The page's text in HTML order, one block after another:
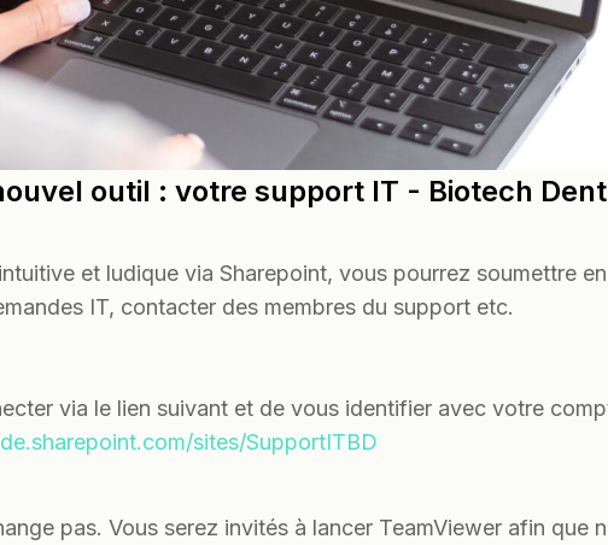
outil : votre support IT - Biotech
et ludique via Sharepoint, vous pourrez soumettre
IT, contacter des membres du support etc.
via le lien suivant et de vous identifier avec votre
sites/SupportITBD
pas. Vous serez invités à lancer TeamViewer afin que